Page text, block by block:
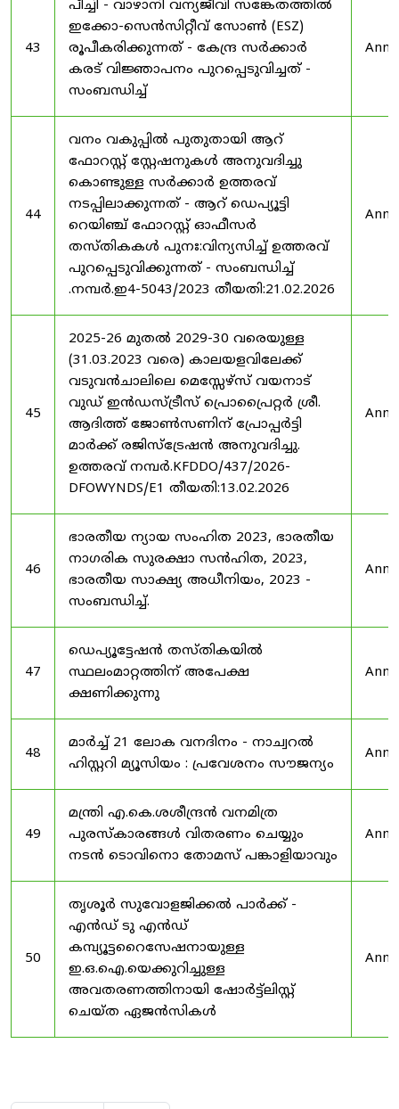
43
പീച്ചി - വാഴാനി വന്യജീവി സങ്കേതത്തിൽ
ഇക്കോ-സെൻസിറ്റീവ് സോൺ (ESZ)
രൂപീകരിക്കുന്നത് - കേന്ദ്ര സർക്കാർ
കരട് വിജ്ഞാപനം പുറപ്പെടുവിച്ചത് -
സംബന്ധിച്ച്
44
വനം വകുപ്പിൽ പുതുതായി ആറ്
ഫോറസ്റ്റ് സ്റ്റേഷനുകൾ അനുവദിച്ചു
കൊണ്ടുള്ള സർക്കാർ ഉത്തരവ്
നടപ്പിലാക്കുന്നത് - ആറ് ഡെപ്യൂട്ടി
റെയിഞ്ച് ഫോറസ്റ്റ് ഓഫീസർ
തസ്തികകൾ പുനഃ:വിന്യസിച്ച് ഉത്തരവ്
പുറപ്പെടുവിക്കുന്നത് - സംബന്ധിച്ച്
.നമ്പർ.ഇ4-5043/2023 തീയതി:21.02.2026
45
2025-26 മുതൽ 2029-30 വരെയുള്ള
(31.03.2023 വരെ) കാലയളവിലേക്ക്
വടുവൻചാലിലെ മെസ്സേഴ്സ് വയനാട്
വുഡ് ഇൻഡസ്ട്രീസ് പ്രൊപ്രൈറ്റർ ശ്രീ.
ആദിത്ത് ജോൺസണിന് പ്രോപ്പർട്ടി
മാർക്ക് രജിസ്ട്രേഷൻ അനുവദിച്ചു.
ഉത്തരവ് നമ്പർ.KFDDO/437/2026-
DFOWYNDS/E1 തീയതി:13.02.2026
46
ഭാരതീയ ന്യായ സംഹിത 2023, ഭാരതീയ
നാഗരിക സുരക്ഷാ സൻഹിത, 2023,
ഭാരതീയ സാക്ഷ്യ അധീനിയം, 2023 -
സംബന്ധിച്ച്.
47
ഡെപ്യൂട്ടേഷൻ തസ്തികയിൽ
സ്ഥലംമാറ്റത്തിന് അപേക്ഷ
ക്ഷണിക്കുന്നു
48
മാർച്ച് 21 ലോക വനദിനം - നാച്വറൽ
ഹിസ്റ്ററി മ്യൂസിയം : പ്രവേശനം സൗജന്യം
49
മന്ത്രി എ.കെ.ശശീന്ദ്രൻ വനമിത്ര
പുരസ്‌കാരങ്ങൾ വിതരണം ചെയ്യും
നടൻ ടൊവിനൊ തോമസ് പങ്കാളിയാവും
50
തൃശൂർ സുവോളജിക്കൽ പാർക്ക് -
എൻഡ് ടു എൻഡ്
കമ്പ്യൂട്ടറൈസേഷനായുള്ള
ഇ.ഒ.ഐ.യെക്കുറിച്ചുള്ള
അവതരണത്തിനായി ഷോർട്ട്‌ലിസ്റ്റ്
ചെയ്ത ഏജൻസികൾ